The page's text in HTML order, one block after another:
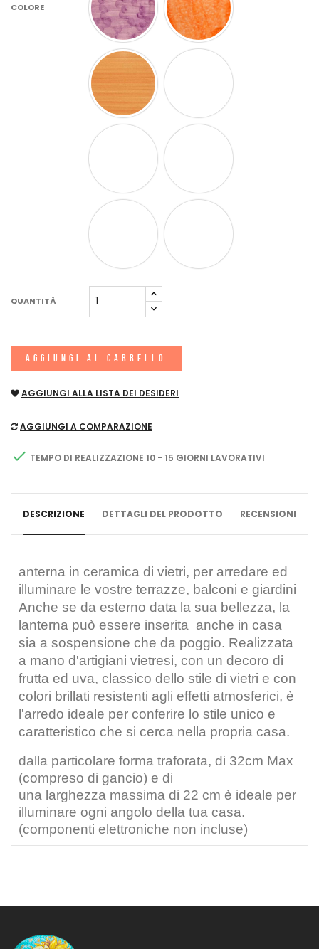
COLORE
QUANTITÀ
AGGIUNGI AL CARRELLO
AGGIUNGI ALLA LISTA DEI DESIDERI
AGGIUNGI A COMPARAZIONE
 TEMPO DI REALIZZAZIONE 10 - 15 GIORNI LAVORATIVI
DESCRIZIONE DETTAGLI DEL PRODOTTO RECENSIONI
anterna in ceramica di vietri, per arredare ed
illuminare le vostre terrazze, balconi e giardini
Anche se da esterno data la sua bellezza, la
lanterna può essere inserita anche in casa
sia a sospensione che da poggio. Realizzata
a mano d'artigiani vietresi, con un decoro di
frutta ed uva, classico dello stile di vietri e con
colori brillati resistenti agli effetti atmosferici, è
l'arredo ideale per conferire lo stile unico e
caratteristico che si cerca nella propria casa.
dalla particolare forma traforata, di 32cm Max
(compreso di gancio) e di
una larghezza massima di 22 cm è ideale per
illuminare ogni angolo della tua casa.
(componenti elettroniche non incluse)